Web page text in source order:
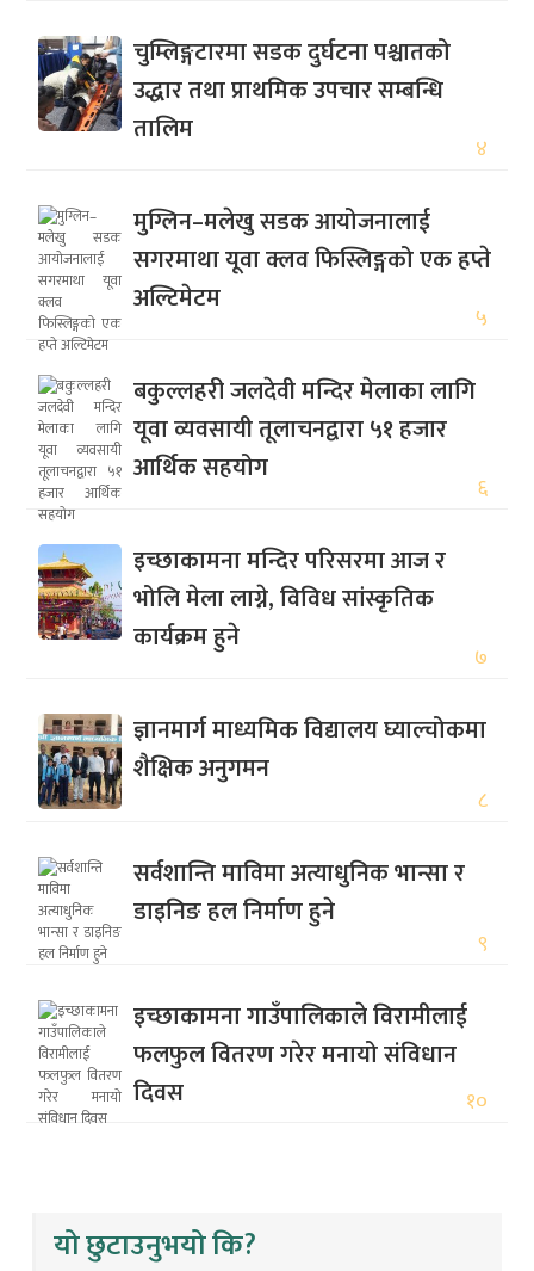
चुम्लिङ्गटारमा सडक दुर्घटना पश्चातको
उद्धार तथा प्राथमिक उपचार सम्बन्धि
तालिम
४
मुग्लिन–मलेखु सडक आयोजनालाई
सगरमाथा यूवा क्लव फिस्लिङ्गको एक हप्ते
अल्टिमेटम
५
बकुल्लहरी जलदेवी मन्दिर मेलाका लागि
यूवा व्यवसायी तूलाचनद्वारा ५१ हजार
आर्थिक सहयोग
६
इच्छाकामना मन्दिर परिसरमा आज र
भोलि मेला लाग्ने, विविध सांस्कृतिक
कार्यक्रम हुने
७
ज्ञानमार्ग माध्यमिक विद्यालय घ्याल्चोकमा
शैक्षिक अनुगमन
८
सर्वशान्ति माविमा अत्याधुनिक भान्सा र
डाइनिङ हल निर्माण हुने
९
इच्छाकामना गाउँपालिकाले विरामीलाई
फलफुल वितरण गरेर मनायो संविधान
दिवस
१०
यो छुटाउनुभयो कि?